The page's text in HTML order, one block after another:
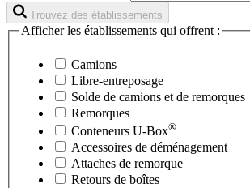
Trouvez des établissements
Afficher les établissements qui offrent :
Camions
Libre-entreposage
Solde de camions et de remorques
Remorques
Conteneurs U-Box®
Accessoires de déménagement
Attaches de remorque
Retours de boîtes